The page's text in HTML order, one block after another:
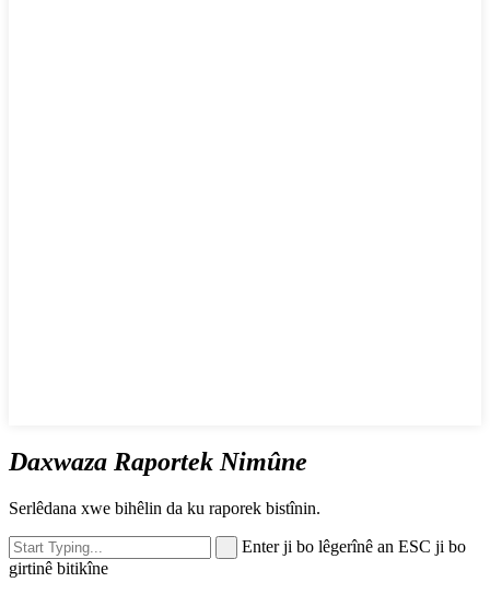
Daxwaza Raportek Nimûne
Serlêdana xwe bihêlin da ku raporek bistînin.
Enter ji bo lêgerînê an ESC ji bo
girtinê bitikîne